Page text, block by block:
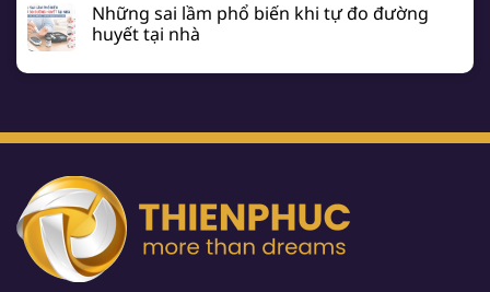
Những sai lầm phổ biến khi tự đo đường
huyết tại nhà